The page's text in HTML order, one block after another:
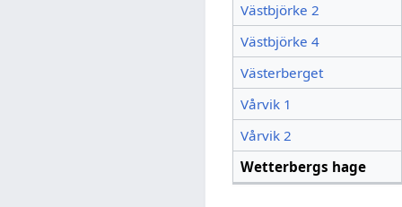
Västbjörke 2
Västbjörke 4
Västerberget
Vårvik 1
Vårvik 2
Wetterbergs hage